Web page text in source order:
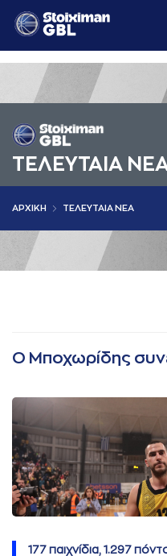
ΤΕΛΕΥΤΑΙΑ
AΡΧΙΚΗ ΤΕΛΕΥΤΑΙΑ ΝΕΑ
Ο Μποχωρίδης
177 παιχνίδια, 1.297